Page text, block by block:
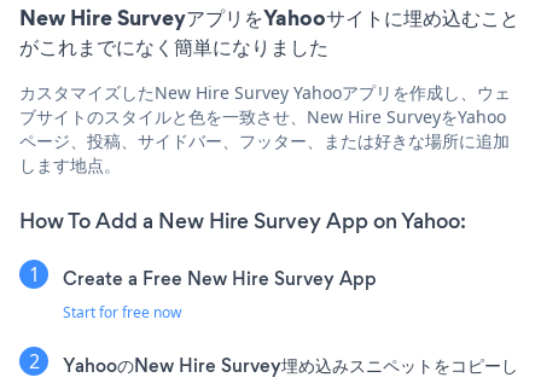
New Hire SurveyアプリをYahooサイトに埋め込むこと
がこれまでになく簡単になりました
カスタマイズしたNew Hire Survey Yahooアプリを作成し、ウェ
ブサイトのスタイルと色を一致させ、New Hire SurveyをYahoo
ページ、投稿、サイドバー、フッター、または好きな場所に追加
します地点。
How To Add a New Hire Survey App on Yahoo:
Create a Free New Hire Survey App
Start for free now
YahooのNew Hire Survey埋め込みスニペットをコピーし